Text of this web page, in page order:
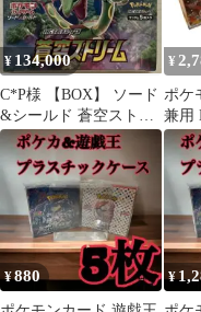
未
ク
ー
ー
五
ール
¥ 134,000
C*P様 【BOX】 ソード
&シールド 蒼空ストリ
ーム 未開封 シュリ
ンク
¥
ポケ
兼用
ロー
ダー3
¥880 ¥